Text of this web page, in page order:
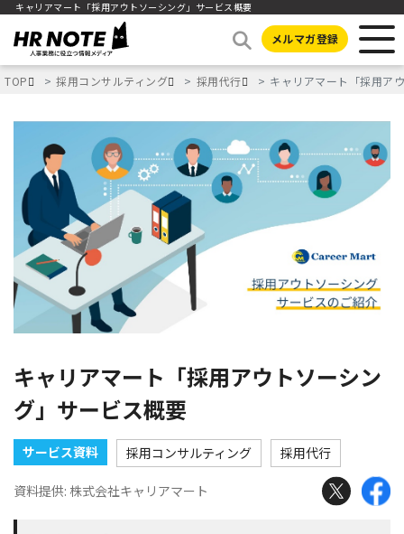
キャリアマート「採用アウトソーシング」サービス概要
メルマガ登録
TOP 採用コンサルティング 採用代行 キャリアマート「採用ア
キャリアマート「採用アウトソーシン
グ」サービス概要
サービス資料 採用コンサルティング 採用代行
資料提供: 株式会社キャリアマート